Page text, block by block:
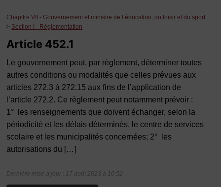
Chapitre VII - Gouvernement et ministre de l’éducation, du loisir et du sport
> Section I - Réglementation
Article 452.1
Le gouvernement peut, par règlement, déterminer toutes
autres conditions ou modalités que celles prévues aux
articles 272.3 à 272.15 aux fins de l’application de
l’article 272.2. Ce règlement peut notamment prévoir :
1° les renseignements que doivent échanger, selon la
périodicité et les délais déterminés, le centre de services
scolaire et les municipalités concernées; 2° les
autorisations du […]
Dernière mise à jour : 17 août 2023 à 10:52